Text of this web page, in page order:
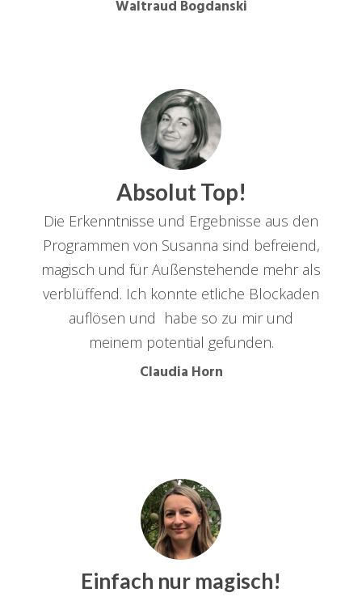
Waltraud Bogdanski
Absolut Top!
Die Erkenntnisse und Ergebnisse aus den
Programmen von Susanna sind befreiend,
magisch und für Außenstehende mehr als
verblüffend. Ich konnte etliche Blockaden
auflösen und habe so zu mir und
meinem potential gefunden.
Claudia Horn
Einfach nur magisch!